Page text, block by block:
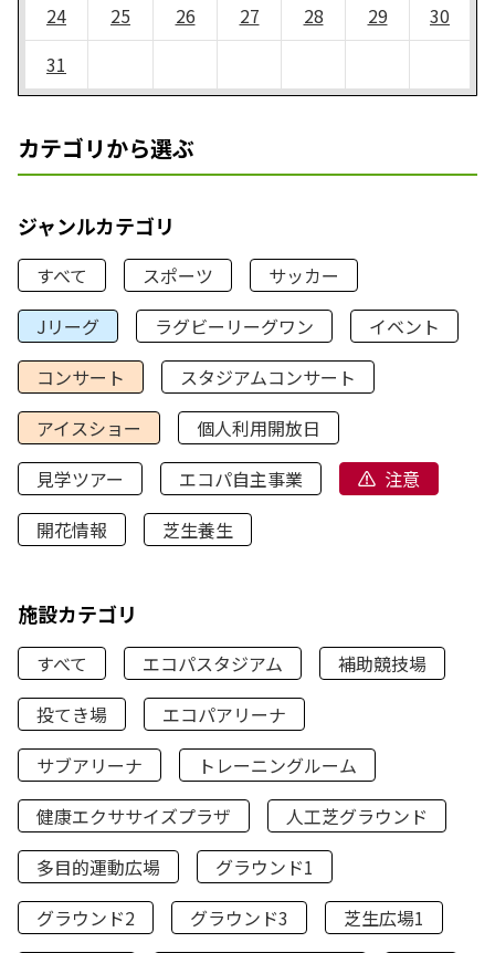
24
25 26 27 28 29
30
31
カテゴリから選ぶ
ジャンルカテゴリ
すべて スポーツ
サッカー
Jリーグ
ラグビーリーグワン
イベント
コンサート
スタジアムコンサート
アイスショー
個人利用開放日
見学ツアー
エコパ自主事業
注意
開花情報
芝生養生
施設カテゴリ
すべて エコパスタジアム
補助競技場
投てき場
エコパアリーナ
サブアリーナ
トレーニングルーム
健康エクササイズプラザ
人工芝グラウンド
多目的運動広場
グラウンド1
グラウンド2
グラウンド3
芝生広場1